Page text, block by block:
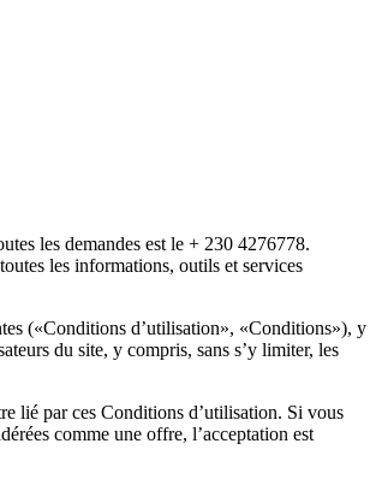
les demandes est le + 230 4276778.
les informations, outils et services
(«Conditions d’utilisation», «Conditions»), y
du site, y compris, sans s’y limiter, les
lié par ces Conditions d’utilisation. Si vous
comme une offre, l’acceptation est